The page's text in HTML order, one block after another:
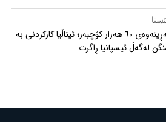
کاردانەوەی پەڕینەوەی ٦٠ هەزار کۆچبەر؛ ئیتاڵیا کارکردنی بە
لەگەڵ ئیسپانیا ڕاگرت